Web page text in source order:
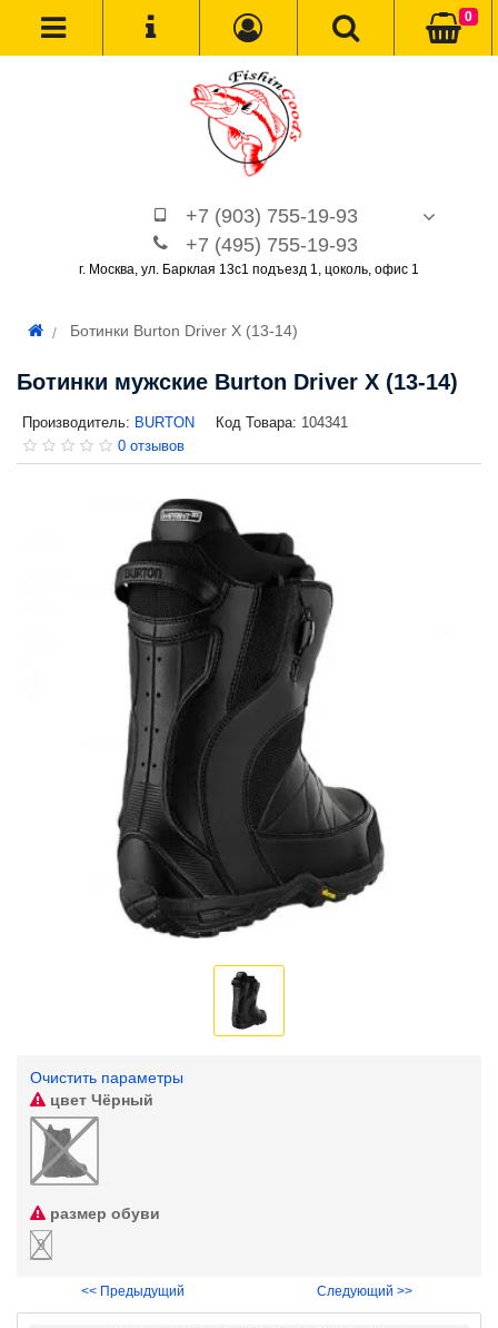
+7 (903) 755-19-93
+7 (495) 755-19-93
г. Москва, ул. Барклая 13с1 подъезд 1, цоколь, офис 1
0
Ботинки Burton Driver X (13-14)
Ботинки мужские Burton Driver X (13-14)
Производитель: BURTON Код Товара: 104341
0 отзывов
Очистить параметры
цвет Чёрный
размер обуви
9
<< Предыдущий Следующий >>